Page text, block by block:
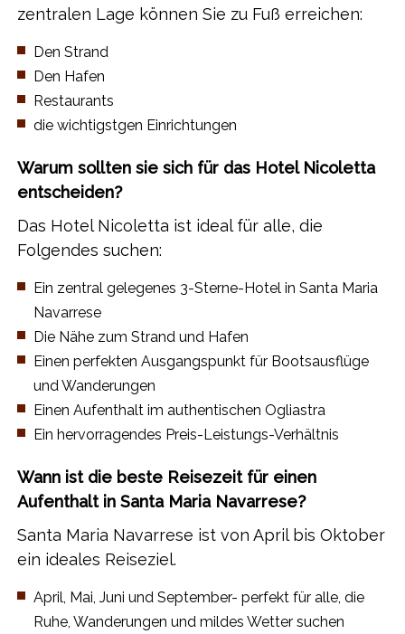
zentralen Lage können Sie zu Fuß erreichen:
​Den Strand
​Den Hafen
​Restaurants
​die wichtigstgen Einrichtungen
Warum sollten sie sich für das Hotel Nicoletta
entscheiden?
Das Hotel Nicoletta ist ideal für alle, die
Folgendes suchen:
​Ein zentral gelegenes 3-Sterne-Hotel in Santa Maria
Navarrese
​Die Nähe zum Strand und Hafen
​Einen perfekten Ausgangspunkt für Bootsausflüge
und Wanderungen
​Einen Aufenthalt im authentischen Ogliastra
​Ein hervorragendes Preis-Leistungs-Verhältnis
Wann ist die beste Reisezeit für einen
Aufenthalt in Santa Maria Navarrese?
Santa Maria Navarrese ist von April bis Oktober
ein ideales Reiseziel.
​April, Mai, Juni und September- perfekt für alle, die
Ruhe, Wanderungen und mildes Wetter suchen